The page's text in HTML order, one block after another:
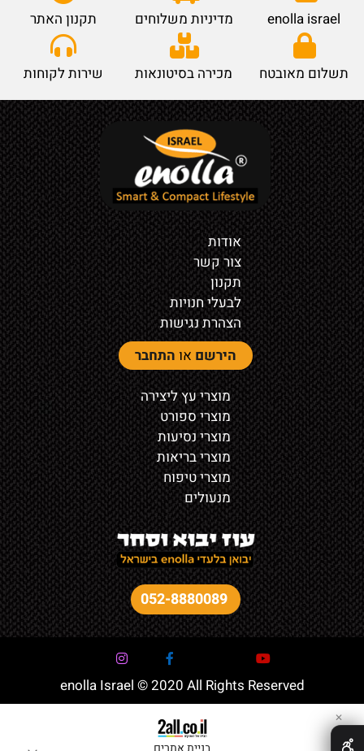
enolla israel מדיניות משלוחים תקנון האתר
תשלום מאובטח מכירה בסיטונאות שירות לקוחות
אודות
צור קשר
תקנון
לבעלי חנויות
הצהרת נגישות
הירשם או התחבר
מוצרי עץ ליצירה
מוצרי ספורט
מוצרי נסיעות
מוצרי בריאות
מוצרי טיפוח
מנעולים
052-8880089
enolla Israel © 2020 All Rights Reserved
✕